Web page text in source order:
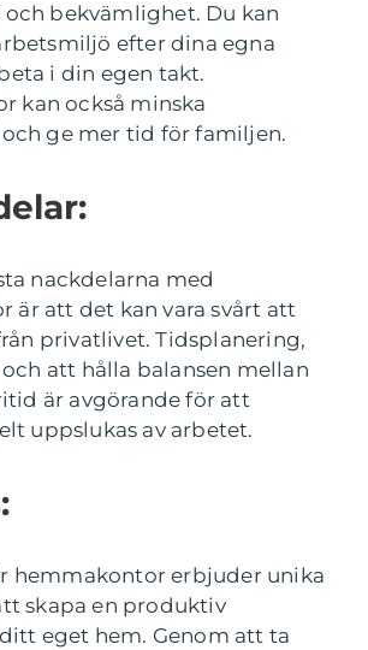
bekvämlighet. Du kan
efter dina egna
i din egen takt.
kan också minska
ge mer tid för familjen.
nackdelarna med
är att det kan vara svårt att
privatlivet. Tidsplanering,
att hålla balansen mellan
är avgörande för att
uppslukas av arbetet.
hemmakontor erbjuder unika
skapa en produktiv
eget hem. Genom att ta